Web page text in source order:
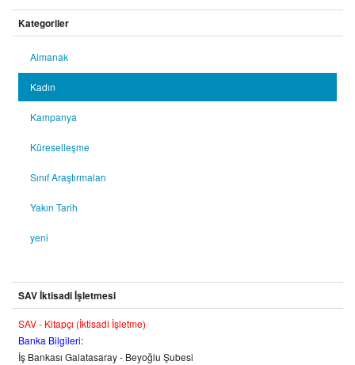
Kategoriler
Almanak
Kadın
Kampanya
Küreselleşme
Sınıf Araştırmaları
Yakın Tarih
yeni
SAV İktisadi İşletmesi
SAV - Kitapçı (İktisadi İşletme)
Banka Bilgileri:
İş Bankası Galatasaray - Beyoğlu Şubesi